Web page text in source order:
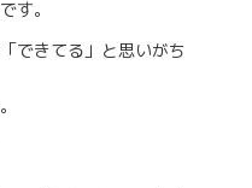
す。
できてる」と思いがち